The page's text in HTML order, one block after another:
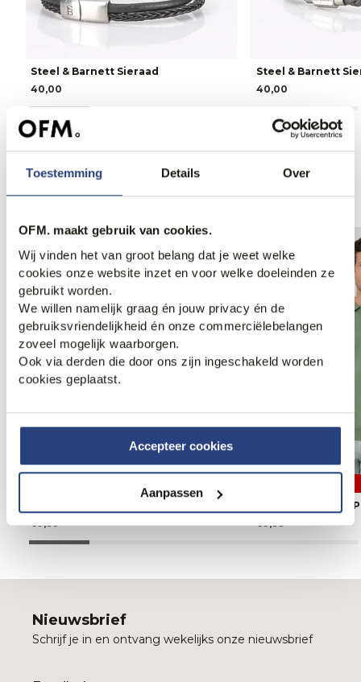
Toestemming Details Over
OFM. maakt gebruik van cookies.
Wij vinden het van groot belang dat je weet welke
cookies onze website inzet en voor welke doeleinden ze
gebruikt worden.
We willen namelijk graag én jouw privacy én de
gebruiksvriendelijkheid én onze commerciëlebelangen
zoveel mogelijk waarborgen.
Ook via derden die door ons zijn ingeschakeld worden
cookies geplaatst.
Accepteer cookies
Aanpassen
Steel & Barnett Sieraad
40,00
Steel & Barnett
40,00
Anderen bekeken ook
69,99
Campbell Nathan
69,99
Nieuwsbrief
Schrijf je in en ontvang wekelijks onze nieuwsbrief